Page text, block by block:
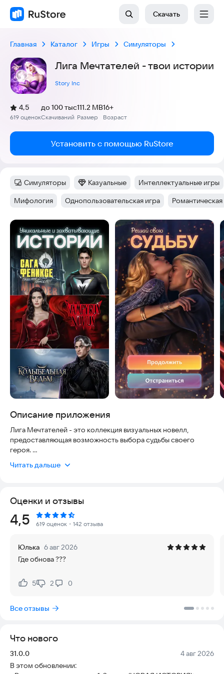
Скачать
Главная Каталог Игры Симуляторы
Лига Мечтателей - твои истории
Story Inc
Рейтинг:
4,5
(
619 оценок
)
Скачиваний
до 100 тыс
Размер
111.2 MB
Возраст
16+
Установить с помощью RuStore
Категория:
Симуляторы Категория:
Казуальные Тег:
Интеллектуальные игры
Тег:
Мифология Тег:
Однопользовательская игра Тег:
Романтическая
Скриншоты
Описание приложения
Лига Мечтателей - это коллекция визуальных новелл,
предоставляющая возможность выбора судьбы своего
героя.
Погрузитесь в созданный нами невероятный мир
развитие новеллы, позволяя решить судьбу героя
интерактивной истории.
Мечтаете ли вы самостоятельно принимать решения в
- Выбрать внешность своего героя из многообразия
нарядов и причесок в модном гардеробе
другими персонажами
- Принимать решения, влияющие на вашу судьбу
детектив, приключения и другие!
имеющиеся интересные романтические истории и новеллы:
КОГДА МОЛЧИТ МОРЕ:
Читать дальше
Оценки и отзывы
Рейтинг:
4,5 619 оценок ・142 отзыва
Юлька 6 авг 2026
Где обнова ???
Нравится:
5Не нравится:
2 0
Все отзывы
Что нового
Версия:
31.0.0 Дата:
4 авг 2026
В этом обновлении: